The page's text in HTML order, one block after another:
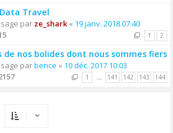
Travel
par ze_shark« 19 janv. 2018 07:40
1 2
de nos bolides dont nous sommes fiers
parbence « 10 déc. 2017 10:03
1 … 141 142 143 144